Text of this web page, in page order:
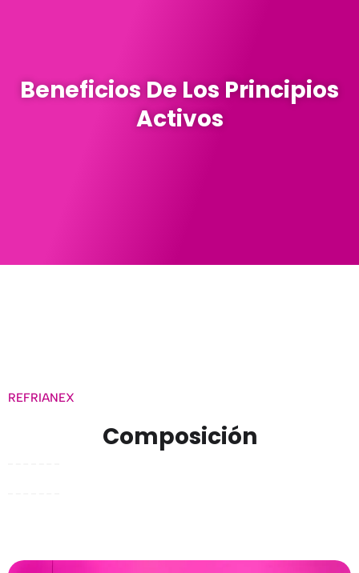
Beneficios De Los Principios
Activos
REFRIANEX
Composición